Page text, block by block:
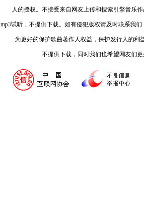
人的授权。不接受来自网友上传和搜索引擎音乐
mp3试听，不提供下载。如有侵犯版权请及时联系我
为更好的保护歌曲著作人权益，保护发行人的
不提供下载，同时我们也希望网友们